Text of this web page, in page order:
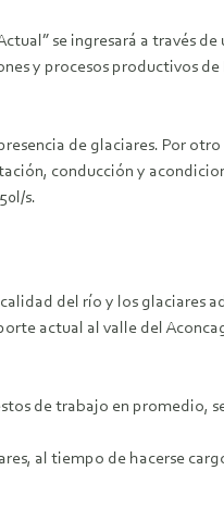
se ingresará a través de
y procesos productivos de
de glaciares. Por otro
conducción y
s.
del río y los glaciares
actual al valle del
de trabajo en promedio,
al tiempo de hacerse